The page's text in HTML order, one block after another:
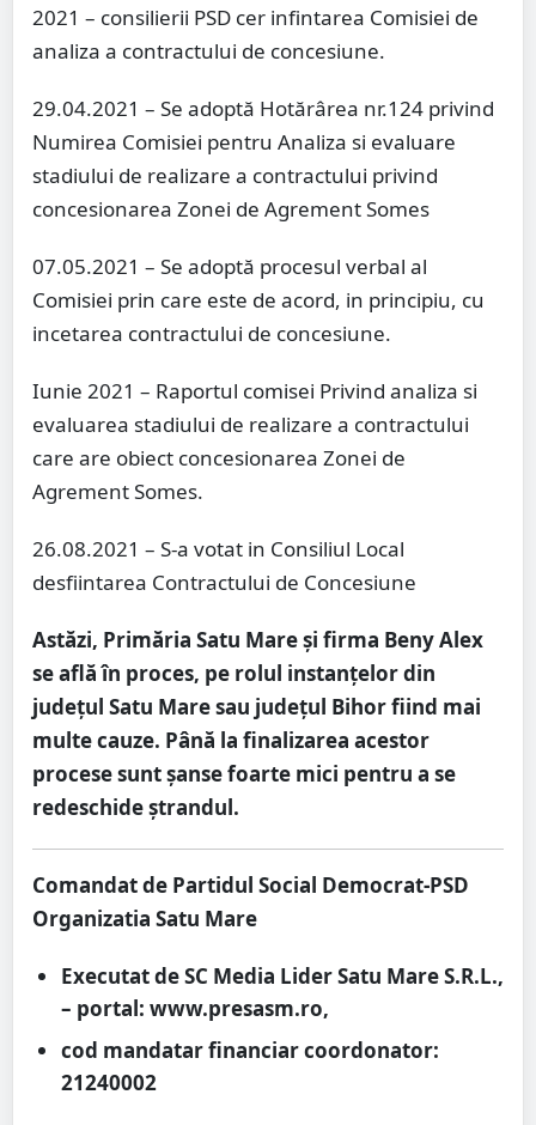
2021 – consilierii PSD cer infintarea Comisiei de
analiza a contractului de concesiune.
29.04.2021 – Se adoptă Hotărârea nr.124 privind
Numirea Comisiei pentru Analiza si evaluare
stadiului de realizare a contractului privind
concesionarea Zonei de Agrement Somes
07.05.2021 – Se adoptă procesul verbal al
Comisiei prin care este de acord, in principiu, cu
incetarea contractului de concesiune.
Iunie 2021 – Raportul comisei Privind analiza si
evaluarea stadiului de realizare a contractului
care are obiect concesionarea Zonei de
Agrement Somes.
26.08.2021 – S-a votat in Consiliul Local
desfiintarea Contractului de Concesiune
Astăzi, Primăria Satu Mare și firma Beny Alex
se află în proces, pe rolul instanțelor din
județul Satu Mare sau județul Bihor fiind mai
multe cauze. Până la finalizarea acestor
procese sunt șanse foarte mici pentru a se
redeschide ștrandul.
Comandat de Partidul Social Democrat-PSD
Organizatia Satu Mare
Executat de SC Media Lider Satu Mare S.R.L.,
– portal: www.presasm.ro,
cod mandatar financiar coordonator:
21240002